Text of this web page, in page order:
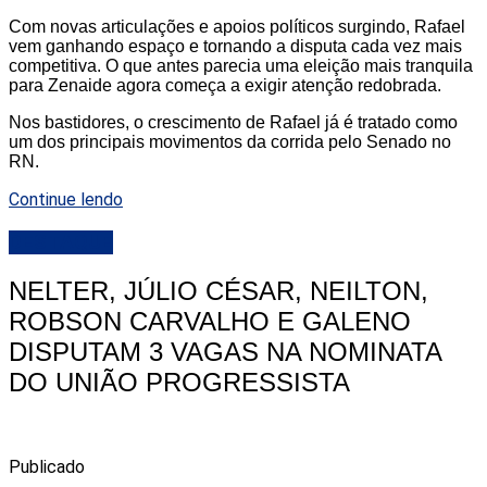
Com novas articulações e apoios políticos surgindo, Rafael
vem ganhando espaço e tornando a disputa cada vez mais
competitiva. O que antes parecia uma eleição mais tranquila
para Zenaide agora começa a exigir atenção redobrada.
Nos bastidores, o crescimento de Rafael já é tratado como
um dos principais movimentos da corrida pelo Senado no
RN.
Continue lendo
NELTER, JÚLIO CÉSAR, NEILTON,
ROBSON CARVALHO E GALENO
DISPUTAM 3 VAGAS NA NOMINATA
DO UNIÃO PROGRESSISTA
Publicado